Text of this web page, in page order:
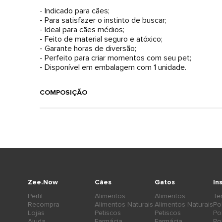
- Indicado para cães;
- Para satisfazer o instinto de buscar;
- Ideal para cães médios;
- Feito de material seguro e atóxico;
- Garante horas de diversão;
- Perfeito para criar momentos com seu pet;
- Disponível em embalagem com 1 unidade.
COMPOSIÇÃO
Cães
Alimentos
Alimentos Naturais
Petiscos
Gatos
Alimentos
Alimentos Naturais
Petiscos
Zee.Now
Perfil
Recompra
Lojas